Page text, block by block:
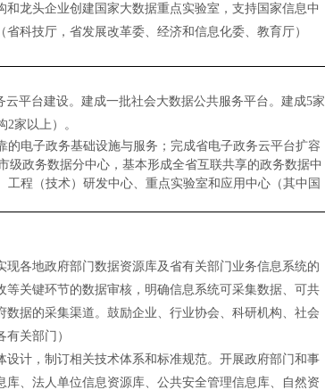
龙头企业创建国家大数据重点实验室，支持国家信息中
科技厅，省发展改革委、经济和信息化委、教育厅）
平台建设。建成一批社会大数据公共服务平台。建成5家
2家以上）。
电子政务基础设施与服务；完成省电子政务云平台扩容
级政务数据分中心，基本形成全省互联共享的政务数据中
程（技术）研发中心、重点实验室和应用中心（其中国
各地政府部门数据资源库及省有关部门业务信息系统的
关键环节的数据审核，明确信息系统可采集数据、可共
据的采集渠道。鼓励企业、行业协会、科研机构、社会
有关部门）
计，制订相关技术体系和标准规范。开展政府部门和事
、法人单位信息资源库、公共安全管理信息库、自然资